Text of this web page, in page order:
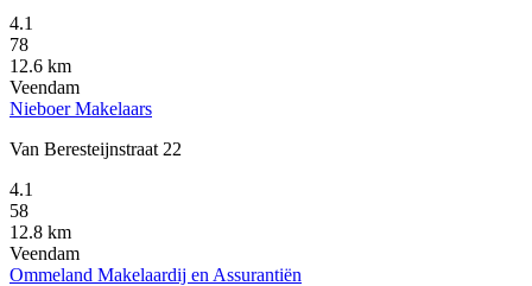
4.1
78
12.6 km
Veendam
Nieboer Makelaars
Van Beresteijnstraat 22
4.1
58
12.8 km
Veendam
Ommeland Makelaardij en Assurantiën